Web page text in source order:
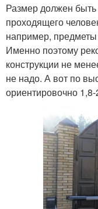
Размер должен
проходящего
например,
Именно поэтому
конструкции не
не надо. А вот по
ориентировочно